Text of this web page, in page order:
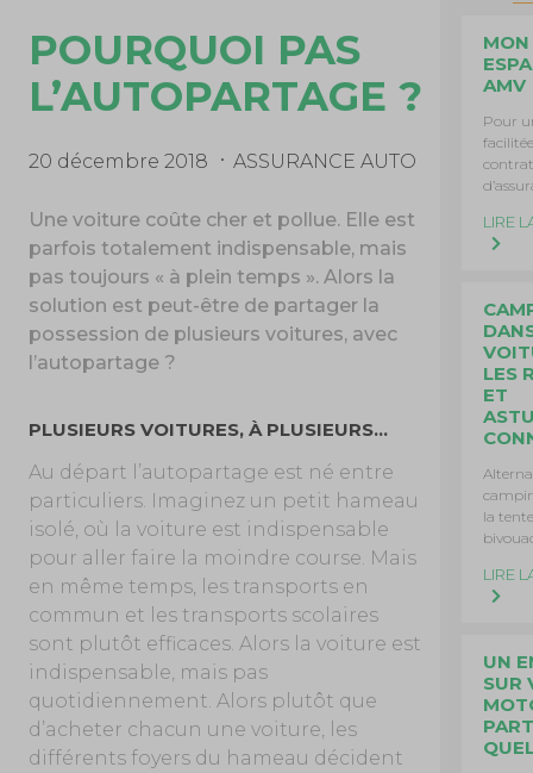
POURQUOI PAS
L’AUTOPARTAGE ?
20 décembre 2018 ASSURANCE AUTO
Une voiture coûte cher et pollue. Elle est
parfois totalement indispensable, mais
pas toujours « à plein temps ». Alors la
solution est peut-être de partager la
possession de plusieurs voitures, avec
l’autopartage ?
PLUSIEURS VOITURES, À PLUSIEURS…
Au départ l’autopartage est né entre
particuliers. Imaginez un petit hameau
isolé, où la voiture est indispensable
pour aller faire la moindre course. Mais
en même temps, les transports en
commun et les transports scolaires
sont plutôt efficaces. Alors la voiture est
indispensable, mais pas
quotidiennement. Alors plutôt que
d’acheter chacun une voiture, les
différents foyers du hameau décident
MON
AMV
Pour
LIRE
LES
ET
la
LIRE
UN
SUR